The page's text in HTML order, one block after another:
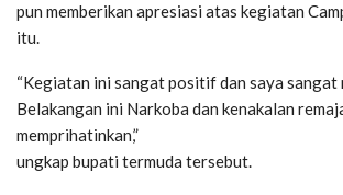
pun memberikan apresiasi atas kegiatan
itu.
“Kegiatan ini sangat positif dan saya sangat
Belakangan ini Narkoba dan kenakalan
memprihatinkan,”
ungkap bupati termuda tersebut.